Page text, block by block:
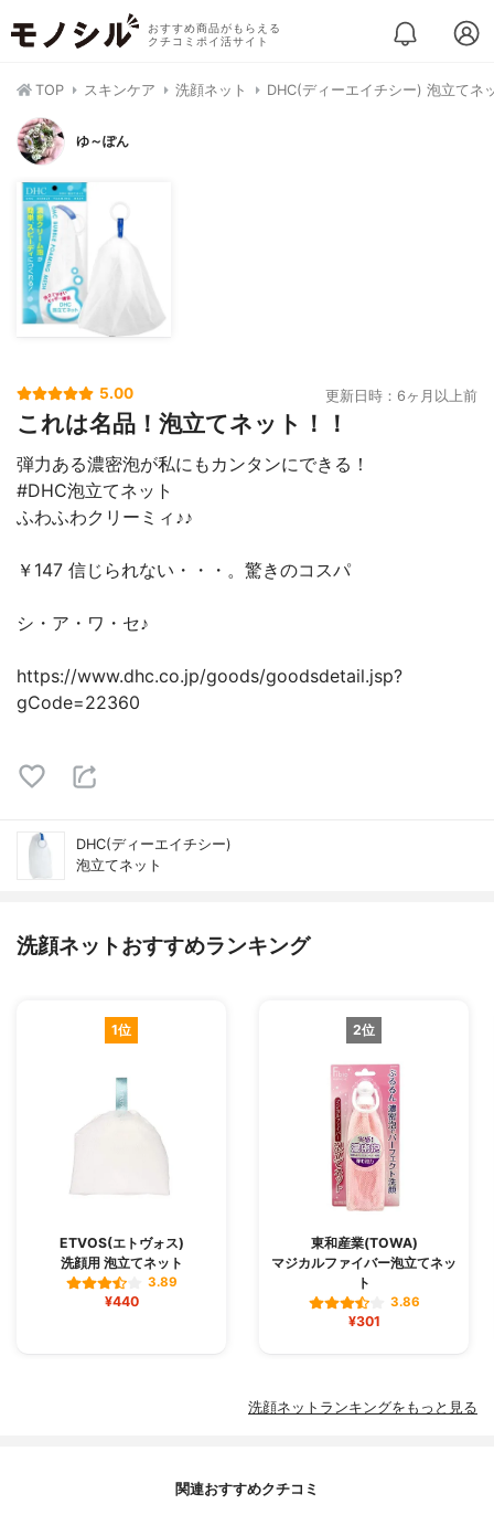
おすすめ商品がもらえる
クチコミポイ活サイト
TOP スキンケア 洗顔ネット DHC(ディーエイチシー) 泡立てネ
ゆ～ぽん
5.00 更新日時：6ヶ月以上前
これは名品！泡立てネット！！
弾力ある濃密泡が私にもカンタンにできる！
#DHC泡立てネット
ふわふわクリーミィ♪♪
￥147 信じられない・・・。驚きのコスパ
シ・ア・ワ・セ♪
https://www.dhc.co.jp/goods/goodsdetail.jsp?
gCode=22360
DHC(ディーエイチシー)
泡立てネット
洗顔ネットおすすめランキング
1位
ETVOS(エトヴォス)
洗顔用 泡立てネット
3.89
¥440
2位
東和産業(TOWA)
マジカルファイバー泡立てネッ
ト
3.86
¥301
洗顔ネットランキングをもっと見る
関連おすすめクチコミ